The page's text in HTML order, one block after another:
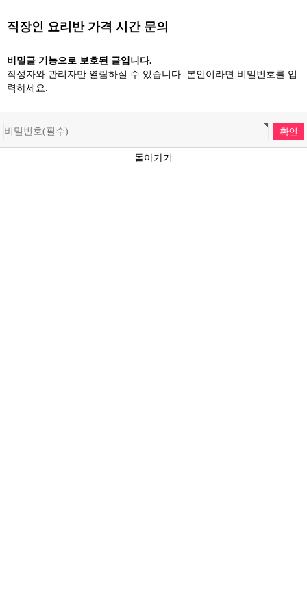
직장인 요리반 가격 시간 문의
비밀글 기능으로 보호된 글입니다.
작성자와 관리자만 열람하실 수 있습니다. 본인이라면 비밀번호를 입
력하세요.
돌아가기